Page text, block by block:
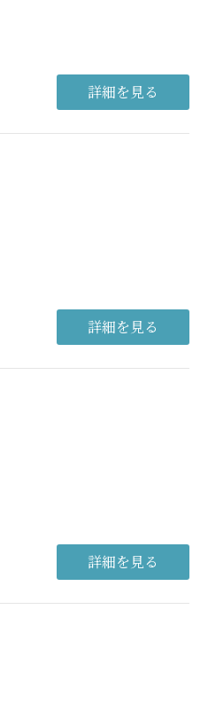
詳細を見る
詳細を見る
詳細を見る